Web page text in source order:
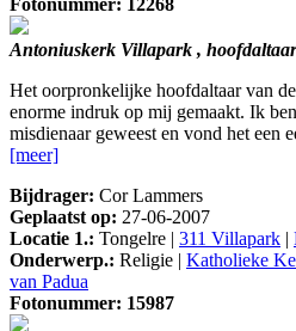
Fotonummer: 12268
Antoniuskerk Villapark , hoofdaltaar
Het oorpronkelijke hoofdaltaar van
enorme indruk op mij gemaakt. Ik
misdienaar geweest en vond het een
[meer]
Bijdrager: Cor Lammers
Geplaatst op: 27-06-2007
Locatie 1.: Tongelre | 311 Villapark |
Onderwerp.: Religie | Katholieke
van Padua
Fotonummer: 15987